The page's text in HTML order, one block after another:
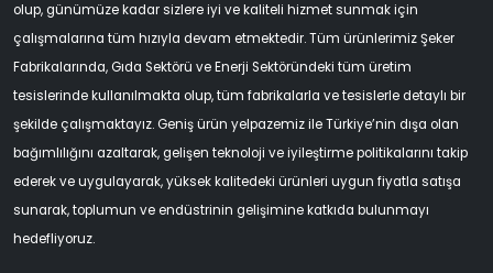
olup, günümüze kadar sizlere iyi ve kaliteli hizmet sunmak için
çalışmalarına tüm hızıyla devam etmektedir. Tüm ürünlerimiz Şeker
Fabrikalarında, Gıda Sektörü ve Enerji Sektöründeki tüm üretim
tesislerinde kullanılmakta olup, tüm fabrikalarla ve tesislerle detaylı bir
şekilde çalışmaktayız. Geniş ürün yelpazemiz ile Türkiye’nin dışa olan
bağımlılığını azaltarak, gelişen teknoloji ve iyileştirme politikalarını takip
ederek ve uygulayarak, yüksek kalitedeki ürünleri uygun fiyatla satışa
sunarak, toplumun ve endüstrinin gelişimine katkıda bulunmayı
hedefliyoruz.